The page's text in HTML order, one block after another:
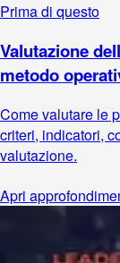
Prima di questo
Valutazione
metodo
Come valutare le
criteri, indicatori,
valutazione.
Apri